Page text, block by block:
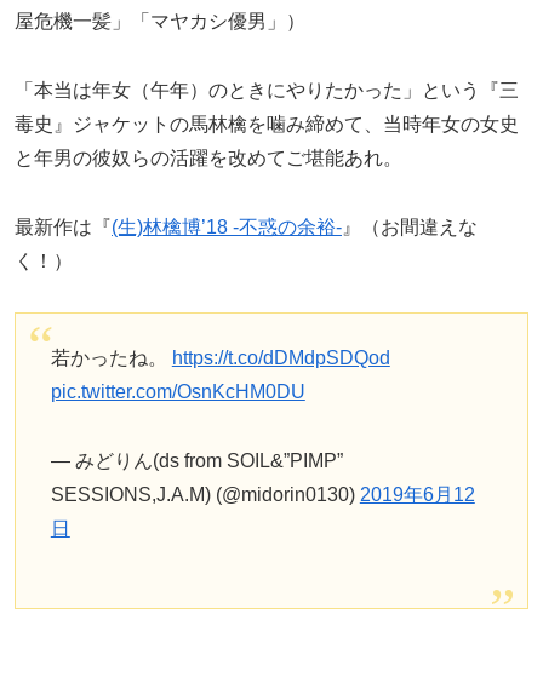
屋危機一髪」「マヤカシ優男」）
「本当は年女（午年）のときにやりたかった」という『三
毒史』ジャケットの馬林檎を噛み締めて、当時年女の女史
と年男の彼奴らの活躍を改めてご堪能あれ。
最新作は『(生)林檎博’18 -不惑の余裕- 』（お間違えな
く！）
若かったね。
https://t.co/dDMdpSDQod
pic.twitter.com/OsnKcHM0DU
— みどりん(ds from SOIL&”PIMP”
SESSIONS,J.A.M) (@midorin0130) 2019年6月12
日